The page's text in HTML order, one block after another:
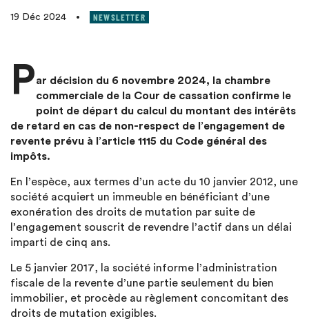
19 Déc 2024 • NEWSLETTER
Par décision du 6 novembre 2024, la chambre
commerciale de la Cour de cassation confirme le
point de départ du calcul du montant des intérêts
de retard en cas de non-respect de l’engagement de
revente prévu à l’article 1115 du Code général des
impôts.
En l’espèce, aux termes d’un acte du 10 janvier 2012, une
société acquiert un immeuble en bénéficiant d’une
exonération des droits de mutation par suite de
l’engagement souscrit de revendre l’actif dans un délai
imparti de cinq ans.
Le 5 janvier 2017, la société informe l’administration
fiscale de la revente d’une partie seulement du bien
immobilier, et procède au règlement concomitant des
droits de mutation exigibles.